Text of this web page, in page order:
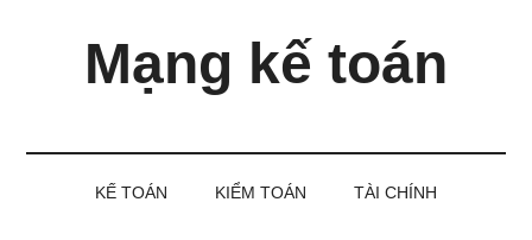
Mạng kế toán
KẾ TOÁN KIỂM TOÁN TÀI CHÍNH